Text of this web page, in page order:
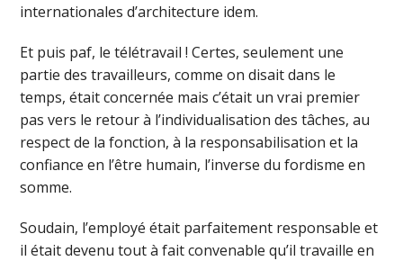
internationales d’architecture idem.
Et puis paf, le télétravail ! Certes, seulement une
partie des travailleurs, comme on disait dans le
temps, était concernée mais c’était un vrai premier
pas vers le retour à l’individualisation des tâches, au
respect de la fonction, à la responsabilisation et la
confiance en l’être humain, l’inverse du fordisme en
somme.
Soudain, l’employé était parfaitement responsable et
il était devenu tout à fait convenable qu’il travaille en